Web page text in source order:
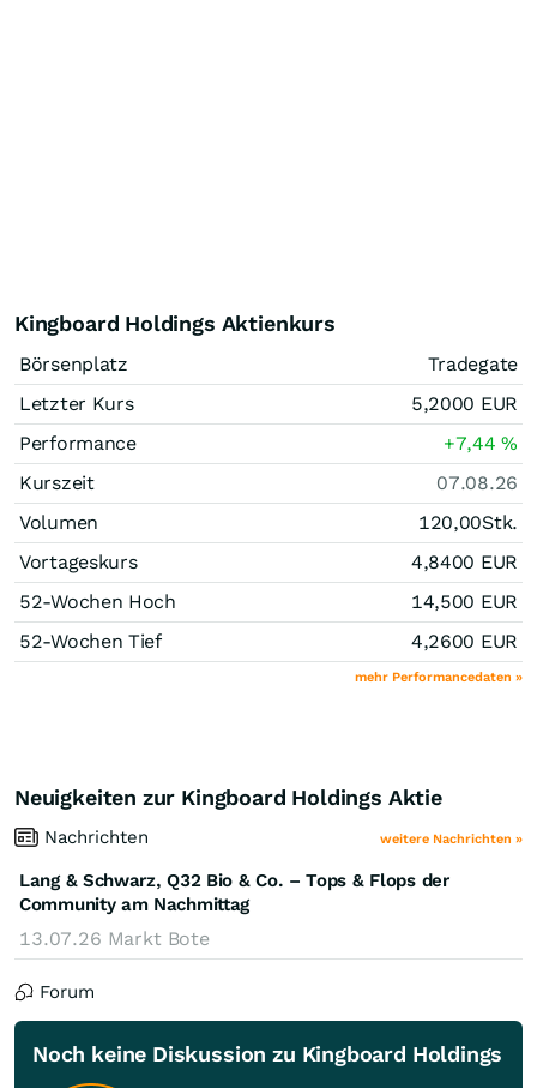
Kingboard Holdings Aktienkurs
Börsenplatz
Tradegate
Letzter Kurs
5,2000 EUR
Performance
+7,44%
Kurszeit
07.08.26
Volumen
120,00Stk.
Vortageskurs
4,8400 EUR
52-Wochen Hoch
14,500 EUR
52-Wochen Tief
4,2600 EUR
mehr Performancedaten »
Neuigkeiten zur Kingboard Holdings Aktie
Nachrichten weitere Nachrichten »
Lang & Schwarz, Q32 Bio & Co. – Tops & Flops der
Community am Nachmittag
13.07.26 Markt Bote
Forum
Noch keine Diskussion zu Kingboard Holdings